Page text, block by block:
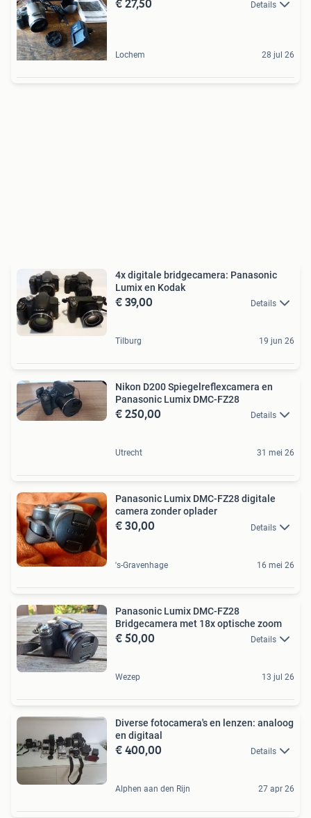
Details
Lochem 28 jul 26
4x digitale bridgecamera: Panasonic
Lumix en Kodak
€ 39,00 Details
Tilburg 19 jun 26
Nikon D200 Spiegelreflexcamera en
Panasonic Lumix DMC-FZ28
€ 250,00 Details
Utrecht 31 mei 26
Panasonic Lumix DMC-FZ28 digitale
camera zonder oplader
€ 30,00 Details
's-Gravenhage 16 mei 26
Panasonic Lumix DMC-FZ28
Bridgecamera met 18x optische zoom
€ 50,00 Details
Wezep 13 jul 26
Diverse fotocamera's en lenzen: analoog
en digitaal
€ 400,00 Details
Alphen aan den Rijn 27 apr 26